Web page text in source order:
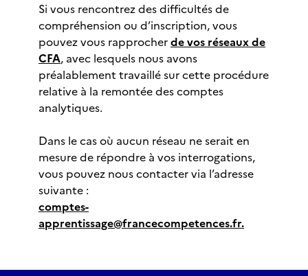
Si vous rencontrez des difficultés de
compréhension ou d’inscription, vous
pouvez vous rapprocherde vos réseaux de
CFA, avec lesquels nous avons
préalablement travaillé sur cette procédure
relative à la remontée des comptes
analytiques.
Dans le cas où aucun réseau ne serait en
mesure de répondre à vos interrogations,
vous pouvez nous contacter via l’adresse
suivante :
comptes-
apprentissage@francecompetences.fr.